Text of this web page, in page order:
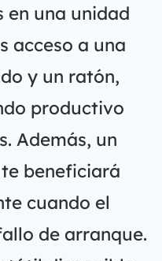
en una unidad
acceso a una
y un ratón,
productivo
Además, un
beneficiará
cuando el
de arranque.